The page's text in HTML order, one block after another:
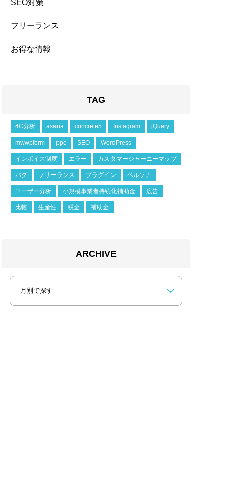
SEO対策
フリーランス
お得な情報
TAG
4C分析 asana concrete5 Instagram jQuery
mwwpform ppc SEO WordPress
インボイス制度 エラー カスタマージャーニーマップ
バグ フリーランス プラグイン ペルソナ
ユーザー分析 小規模事業者持続化補助金 広告
比較 生産性 税金 補助金
ARCHIVE